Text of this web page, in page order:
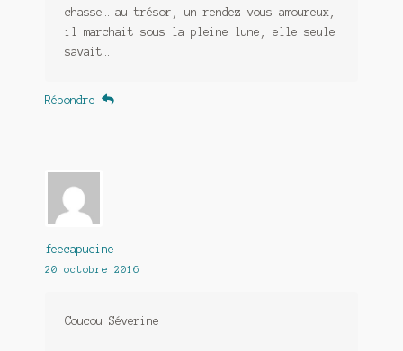
chasse… au trésor, un rendez-vous amoureux,
il marchait sous la pleine lune, elle seule
savait…
Répondre
feecapucine
20 octobre 2016
Coucou Séverine